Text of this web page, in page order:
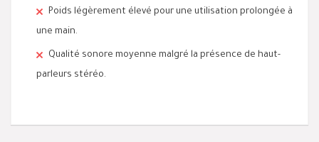
Poids légèrement élevé pour une utilisation prolongée à
une main.
Qualité sonore moyenne malgré la présence de haut-
parleurs stéréo.